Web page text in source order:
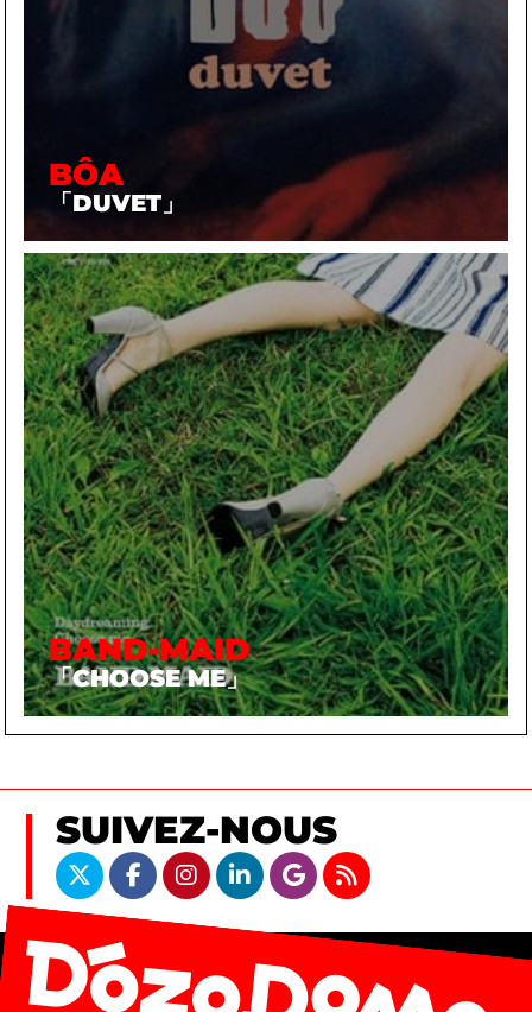
BÔA
「DUVET」
BAND-MAID
「CHOOSE ME」
SUIVEZ-NOUS